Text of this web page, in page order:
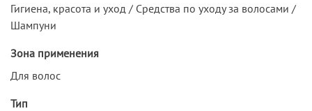
Гигиена, красота и уход / Средства по уходу за волосами /
Шампуни
Зона применения
Для волос
Тип